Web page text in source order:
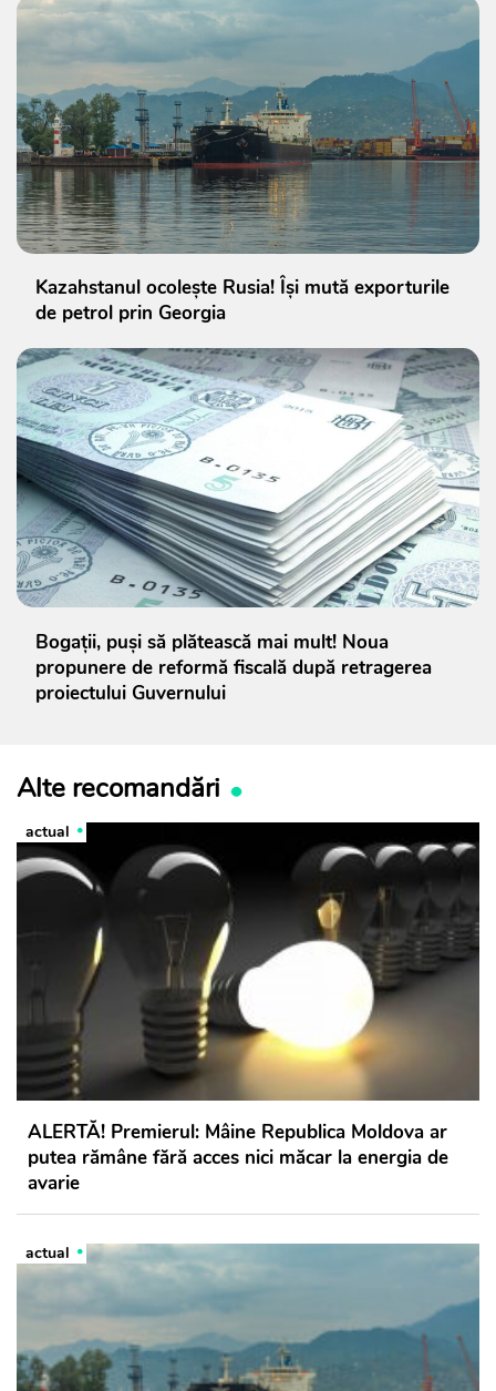
Kazahstanul ocolește Rusia! Își mută exporturile
de petrol prin Georgia
Bogații, puși să plătească mai mult! Noua
propunere de reformă fiscală după retragerea
proiectului Guvernului
Alte recomandări
actual
ALERTĂ! Premierul: Mâine Republica Moldova ar
putea rămâne fără acces nici măcar la energia de
avarie
actual